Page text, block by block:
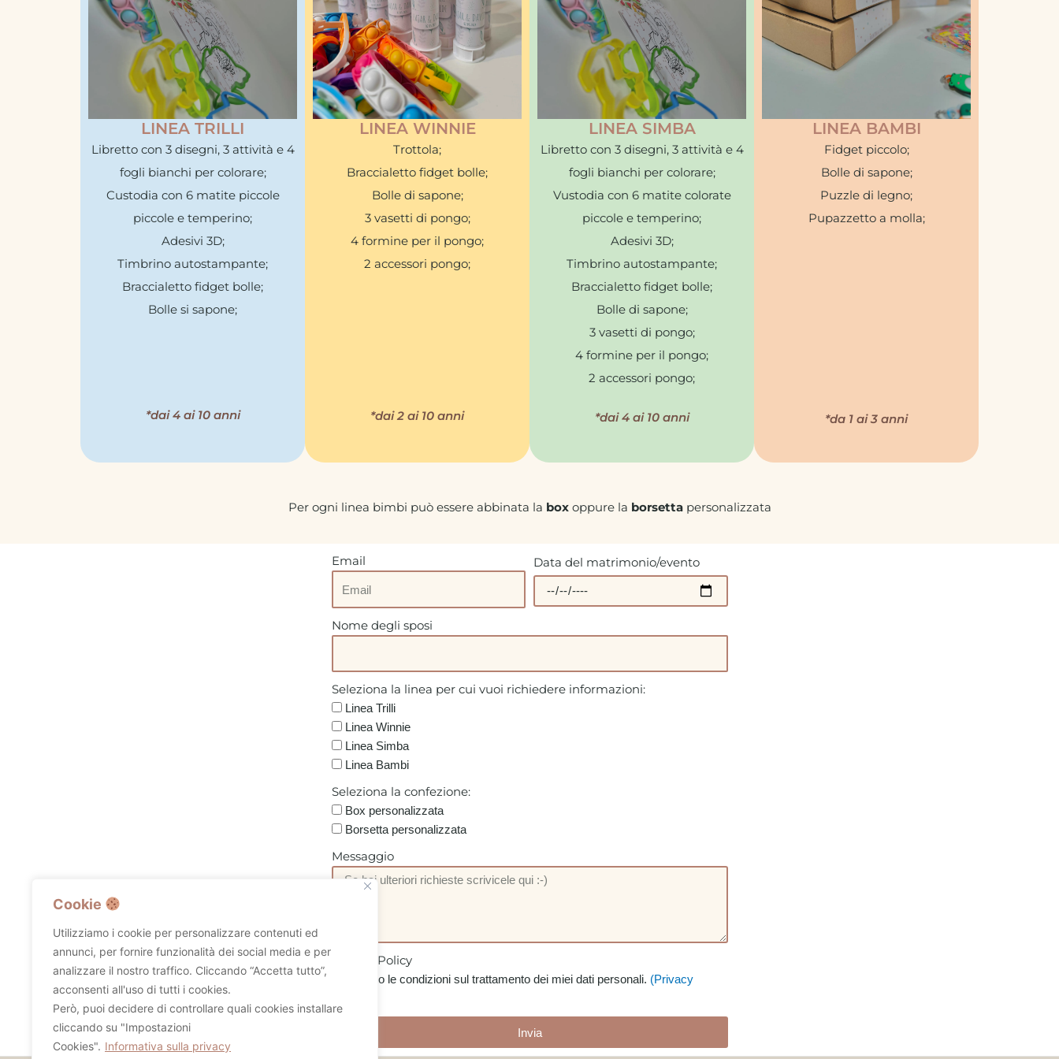
Cookie
Utilizziamo i cookie per personalizzare contenuti ed
annunci, per fornire funzionalità dei social media e per
analizzare il nostro traffico. Cliccando “Accetta tutto”,
acconsenti all'uso di tutti i cookies.
Però, puoi decidere di controllare quali cookies installare
cliccando su "Impostazioni
Cookies". Informativa sulla privacy
LINEA TRILLI
Libretto con 3 disegni, 3 attività e 4
fogli bianchi per colorare;
Custodia con 6 matite piccole
piccole e temperino;
Adesivi 3D;
Timbrino autostampante;
Braccialetto fidget bolle;
Bolle si sapone;
*dai 4 ai 10 anni
LINEA WINNIE
Trottola;
Braccialetto fidget bolle;
Bolle di sapone;
3 vasetti di pongo;
4 formine per il pongo;
2 accessori pongo;
*dai 2 ai 10 anni
LINEA SIMBA
Libretto con 3 disegni, 3 attività e 4
fogli bianchi per colorare;
Vustodia con 6 matite colorate
piccole e temperino;
Adesivi 3D;
Timbrino autostampante;
Braccialetto fidget bolle;
Bolle di sapone;
3 vasetti di pongo;
4 formine per il pongo;
2 accessori pongo;
*dai 4 ai 10 anni
LINEA BAMBI
Fidget piccolo;
Bolle di sapone;
Puzzle di legno;
Pupazzetto a molla;
*da 1 ai 3 anni
Per ogni linea bimbi può essere abbinata la boxoppure la borsettapersonalizzata
Email Data del matrimonio/evento
Nome degli sposi
Seleziona la linea per cui vuoi richiedere informazioni:
Linea Trilli
Linea Winnie
Linea Simba
Linea Bambi
Seleziona la confezione:
Box personalizzata
Borsetta personalizzata
Messaggio
Privacy Policy
Accetto le condizioni sul trattamento dei miei dati personali. (Privacy
Invia